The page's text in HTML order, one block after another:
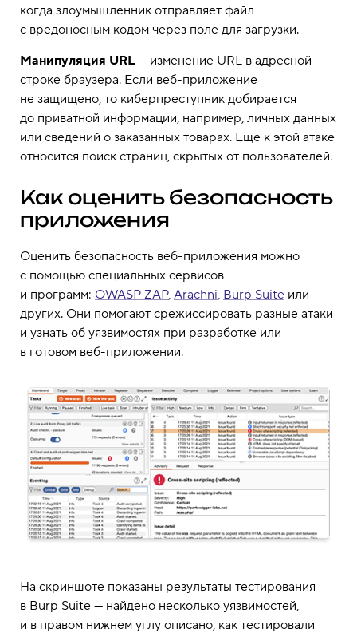
когда злоумышленник отправляет файл
с вредоносным кодом через поле для загрузки.
Манипуляция URL — изменение URL в адресной
строке браузера. Если веб-приложение
не защищено, то киберпреступник добирается
до приватной информации, например, личных данных
или сведений о заказанных товарах. Ещё к этой атаке
относится поиск страниц, скрытых от пользователей.
Как оценить безопасность
приложения
Оценить безопасность веб-приложения можно
с помощью специальных сервисов
и программ: OWASP ZAP, Arachni, Burp Suite или
других. Они помогают срежиссировать разные атаки
и узнать об уязвимостях при разработке или
в готовом веб-приложении.
На скриншоте показаны результаты тестирования
в Burp Suite — найдено несколько уязвимостей,
и в правом нижнем углу описано, как тестировали